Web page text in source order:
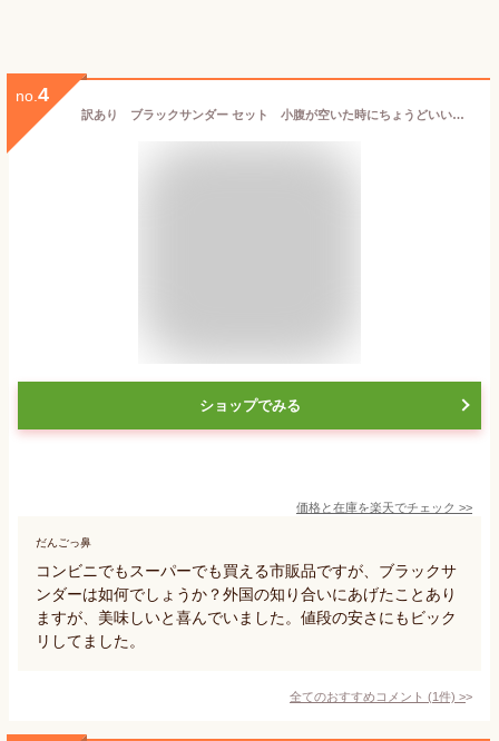
no. 4
訳あり ブラックサンダー セット 小腹が空いた時にちょうどいい！ 送料無料 ポスト投函便 1000円ポッキリ もあります
ショップでみる
価格と在庫を楽天でチェック >>
だんごっ鼻
コンビニでもスーパーでも買える市販品ですが、ブラックサ
ンダーは如何でしょうか？外国の知り合いにあげたことあり
ますが、美味しいと喜んでいました。値段の安さにもビック
リしてました。
全てのおすすめコメント (1件) >